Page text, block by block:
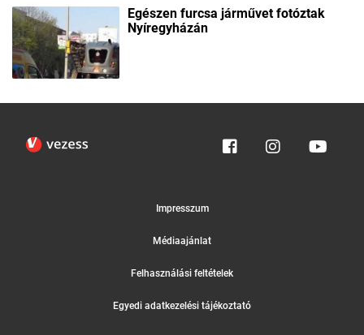
Egészen furcsa járművet fotóztak
Nyíregyházán
Impresszum
Médiaajánlat
Felhasználási feltételek
Egyedi adatkezelési tájékoztató